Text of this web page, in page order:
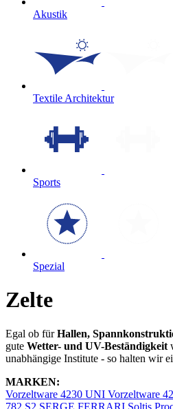
Akustik
Textile Architektur
Sports
Spezial
Zelte
Egal ob fürHallen,
gute Wetter- und UV-Beständigkeit
unabhängige Institute - so halten wir
MARKEN:
Vorzeltware 4230 UNI Vorzeltware
782 S2 SERGE FERRARI Soltis